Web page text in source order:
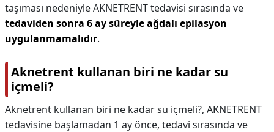
taşıması nedeniyle AKNETRENT tedavisi sırasında ve
tedaviden sonra 6 ay süreyle ağdalı epilasyon
uygulanmamalıdır.
Aknetrent kullanan biri ne kadar su
içmeli?
Aknetrent kullanan biri ne kadar su içmeli?, AKNETRENT
tedavisine başlamadan 1 ay önce, tedavi sırasında ve